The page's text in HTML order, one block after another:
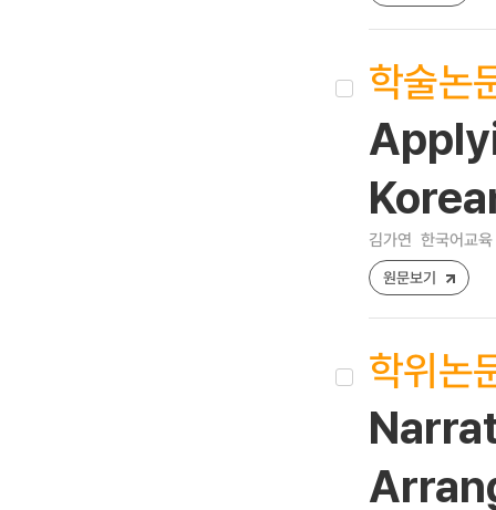
학술논
김가연 한국어교
원문보기
학위논